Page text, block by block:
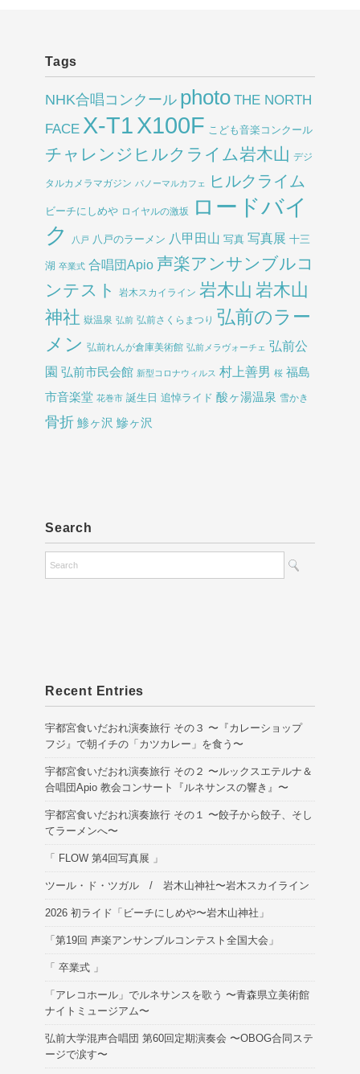
Tags
NHK合唱コンクール photo THE NORTH
FACE X-T1 X100F こども音楽コンクール
チャレンジヒルクライム岩木山 デジ
タルカメラマガジン パノーマルカフェ ヒルクライム
ビーチにしめや ロイヤルの激坂
ロードバイ
ク
八戸 八戸のラーメン 八甲田山 写真 写真展 十三
湖 卒業式 合唱団Apio 声楽アンサンブルコ
ンテスト
岩木スカイライン 岩木山 岩木山
神社 嶽温泉 弘前 弘前さくらまつり 弘前のラー
メン 弘前れんが倉庫美術館 弘前メラヴォーチェ 弘前公
園 弘前市民会館 新型コロナウィルス 村上善男 桜 福島
市音楽堂 花巻市 誕生日 追悼ライド 酸ヶ湯温泉 雪かき
骨折 鯵ヶ沢 鰺ヶ沢
Search
Recent Entries
宇都宮食いだおれ演奏旅行 その３ 〜『カレーショップ
フジ』で朝イチの「カツカレー」を食う〜
宇都宮食いだおれ演奏旅行 その２ 〜ルックスエテルナ＆
合唱団Apio 教会コンサート『ルネサンスの響き』〜
宇都宮食いだおれ演奏旅行 その１ 〜餃子から餃子、そし
てラーメンへ〜
「 FLOW 第4回写真展 」
ツール・ド・ツガル / 岩木山神社〜岩木スカイライン
2026 初ライド「ビーチにしめや〜岩木山神社」
「第19回 声楽アンサンブルコンテスト全国大会」
「 卒業式 」
「アレコホール」でルネサンスを歌う 〜青森県立美術館
ナイトミュージアム〜
弘前大学混声合唱団 第60回定期演奏会 〜OBOG合同ステ
ージで涙す〜